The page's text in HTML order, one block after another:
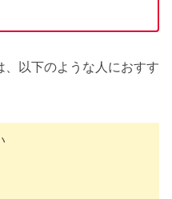
以下のような人におすす